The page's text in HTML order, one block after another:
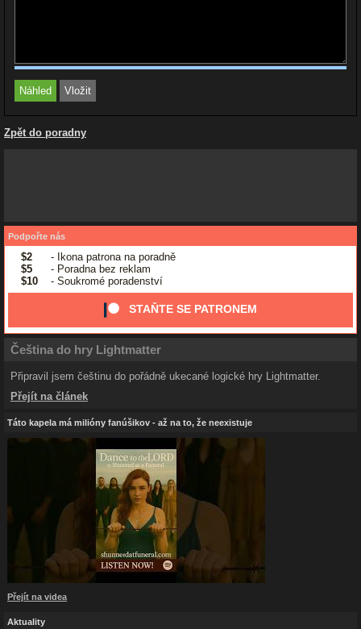
Zpět do poradny
Podpořte nás
$2
- Ikona patrona na poradně
$5
- Poradna bez reklam
$10
- Soukromé poradenství
STAŇTE SE PATRONEM
Čeština do hry Lightmatter
Připravil jsem češtinu do pořádně ukecané logické hry Lightmatter.
Přejít na článek
Táto kapela má milióny fanúšikov - až na to, že neexistuje
Přejít na videa
Aktuality